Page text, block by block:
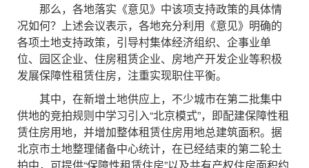
那么，各地落实《意见》中该项支持政策的具体情
况如何？上述会议表示，各地充分利用《意见》明确的
各项土地支持政策，引导村集体经济组织、企事业单
位、园区企业、住房租赁企业、房地产开发企业等积极
发展保障性租赁住房，注重实现职住平衡。
其中，在新增土地供应上，不少城市在第二批集中
供地的竞拍规则中学习引入“北京模式”，即配建保障性租
赁住房用地，并增加整体租赁住房用地总建筑面积。据
北京市土地整理储备中心统计，在已经结束的第二轮土